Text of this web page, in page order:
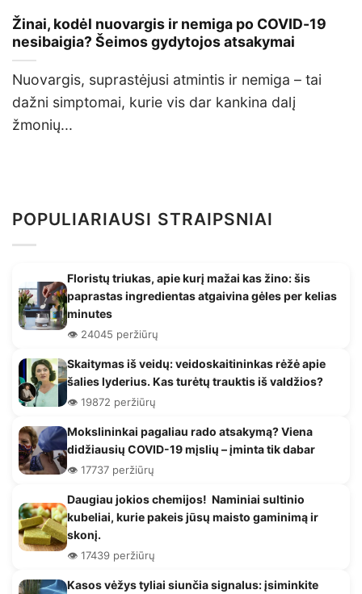
Žinai, kodėl nuovargis ir nemiga po COVID-19
nesibaigia? Šeimos gydytojos atsakymai
Nuovargis, suprastėjusi atmintis ir nemiga – tai
dažni simptomai, kurie vis dar kankina dalį
žmonių...
POPULIARIAUSI STRAIPSNIAI
Floristų triukas, apie kurį mažai kas žino: šis
paprastas ingredientas atgaivina gėles per kelias
minutes
👁️ 24045 peržiūrų
Skaitymas iš veidų: veidoskaitininkas rėžė apie
šalies lyderius. Kas turėtų trauktis iš valdžios?
👁️ 19872 peržiūrų
Mokslininkai pagaliau rado atsakymą? Viena
didžiausių COVID-19 mįslių – įminta tik dabar
👁️ 17737 peržiūrų
Daugiau jokios chemijos! Naminiai sultinio
kubeliai, kurie pakeis jūsų maisto gaminimą ir
skonį.
👁️ 17439 peržiūrų
Kasos vėžys tyliai siunčia signalus: įsiminkite